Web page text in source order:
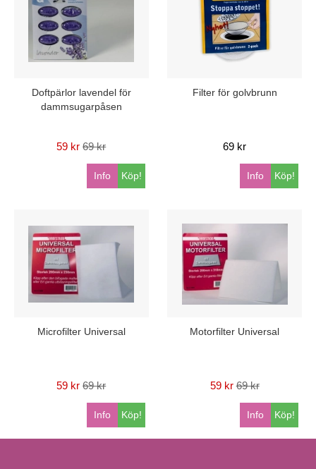
Doftpärlor lavendel för
dammsugarpåsen
59 kr 69 kr
Köp!
Info
Filter för golvbrunn
69 kr
Köp!
Info
Microfilter Universal
59 kr 69 kr
Köp!
Info
Motorfilter Universal
59 kr 69 kr
Köp!
Info